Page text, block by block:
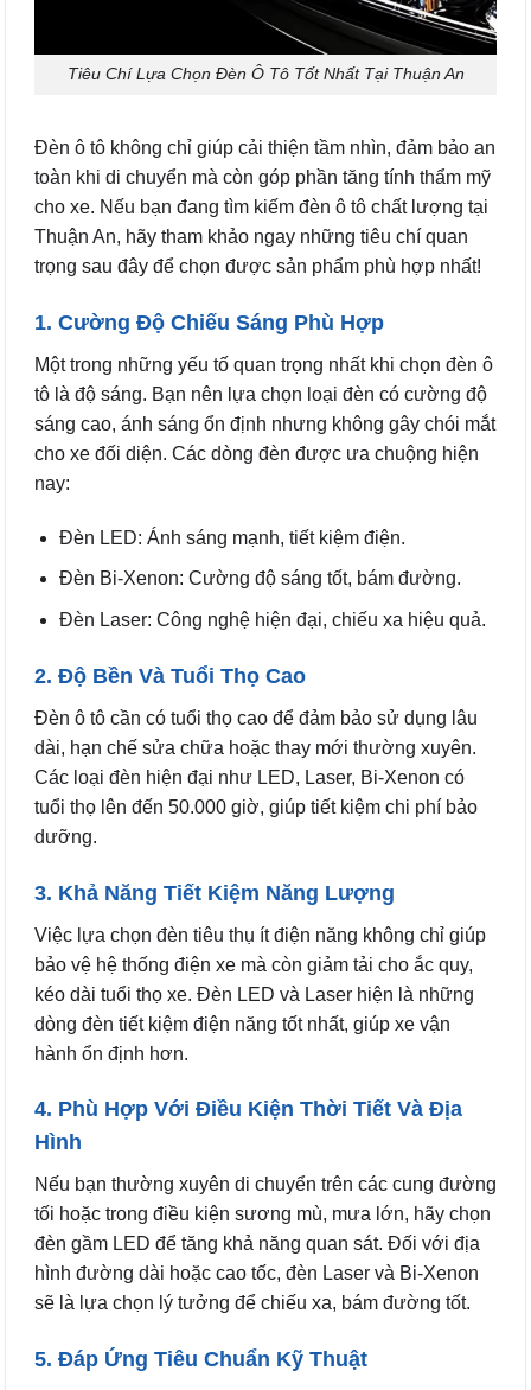
Tiêu Chí Lựa Chọn Đèn Ô Tô Tốt Nhất Tại Thuận An
Đèn ô tô không chỉ giúp cải thiện tầm nhìn, đảm bảo an
toàn khi di chuyển mà còn góp phần tăng tính thẩm mỹ
cho xe. Nếu bạn đang tìm kiếm đèn ô tô chất lượng tại
Thuận An, hãy tham khảo ngay những tiêu chí quan
trọng sau đây để chọn được sản phẩm phù hợp nhất!
1. Cường Độ Chiếu Sáng Phù Hợp
Một trong những yếu tố quan trọng nhất khi chọn đèn ô
tô là độ sáng. Bạn nên lựa chọn loại đèn có cường độ
sáng cao, ánh sáng ổn định nhưng không gây chói mắt
cho xe đối diện. Các dòng đèn được ưa chuộng hiện
nay:
Đèn LED: Ánh sáng mạnh, tiết kiệm điện.
Đèn Bi-Xenon: Cường độ sáng tốt, bám đường.
Đèn Laser: Công nghệ hiện đại, chiếu xa hiệu quả.
2. Độ Bền Và Tuổi Thọ Cao
Đèn ô tô cần có tuổi thọ cao để đảm bảo sử dụng lâu
dài, hạn chế sửa chữa hoặc thay mới thường xuyên.
Các loại đèn hiện đại như LED, Laser, Bi-Xenon có
tuổi thọ lên đến 50.000 giờ, giúp tiết kiệm chi phí bảo
dưỡng.
3. Khả Năng Tiết Kiệm Năng Lượng
Việc lựa chọn đèn tiêu thụ ít điện năng không chỉ giúp
bảo vệ hệ thống điện xe mà còn giảm tải cho ắc quy,
kéo dài tuổi thọ xe. Đèn LED và Laser hiện là những
dòng đèn tiết kiệm điện năng tốt nhất, giúp xe vận
hành ổn định hơn.
4. Phù Hợp Với Điều Kiện Thời Tiết Và Địa
Hình
Nếu bạn thường xuyên di chuyển trên các cung đường
tối hoặc trong điều kiện sương mù, mưa lớn, hãy chọn
đèn gầm LED để tăng khả năng quan sát. Đối với địa
hình đường dài hoặc cao tốc, đèn Laser và Bi-Xenon
sẽ là lựa chọn lý tưởng để chiếu xa, bám đường tốt.
5. Đáp Ứng Tiêu Chuẩn Kỹ Thuật